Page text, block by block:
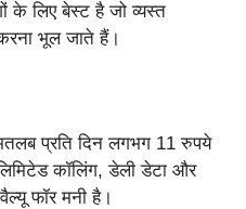
के लिए बेस्ट है जो व्यस्त
करना भूल जाते हैं।
प्रति दिन लगभग 11 रुपये
कॉलिंग, डेली डेटा और
फॉर मनी है।